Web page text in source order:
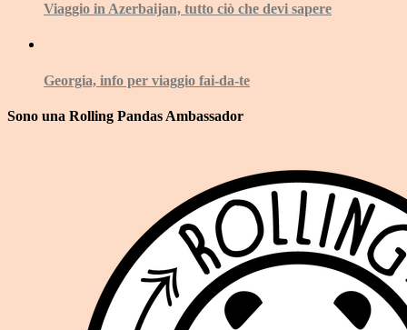
Viaggio in Azerbaijan, tutto ciò che devi sapere
Georgia, info per viaggio fai-da-te
Sono una Rolling Pandas Ambassador